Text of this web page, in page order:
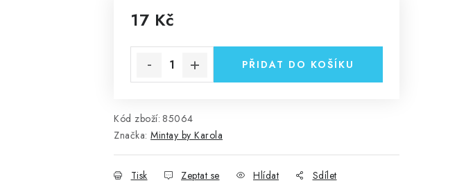
17 Kč
PŘIDAT DO KOŠÍKU
Kód zboží: 85064
Značka: Mintay by Karola
Tisk Zeptat se Hlídat Sdílet